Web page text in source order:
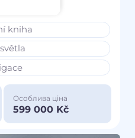
kniha
Особлива ціна
599 000 Kč